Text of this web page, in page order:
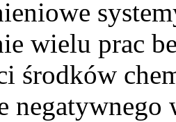
wielu prac
środków
negatywnego